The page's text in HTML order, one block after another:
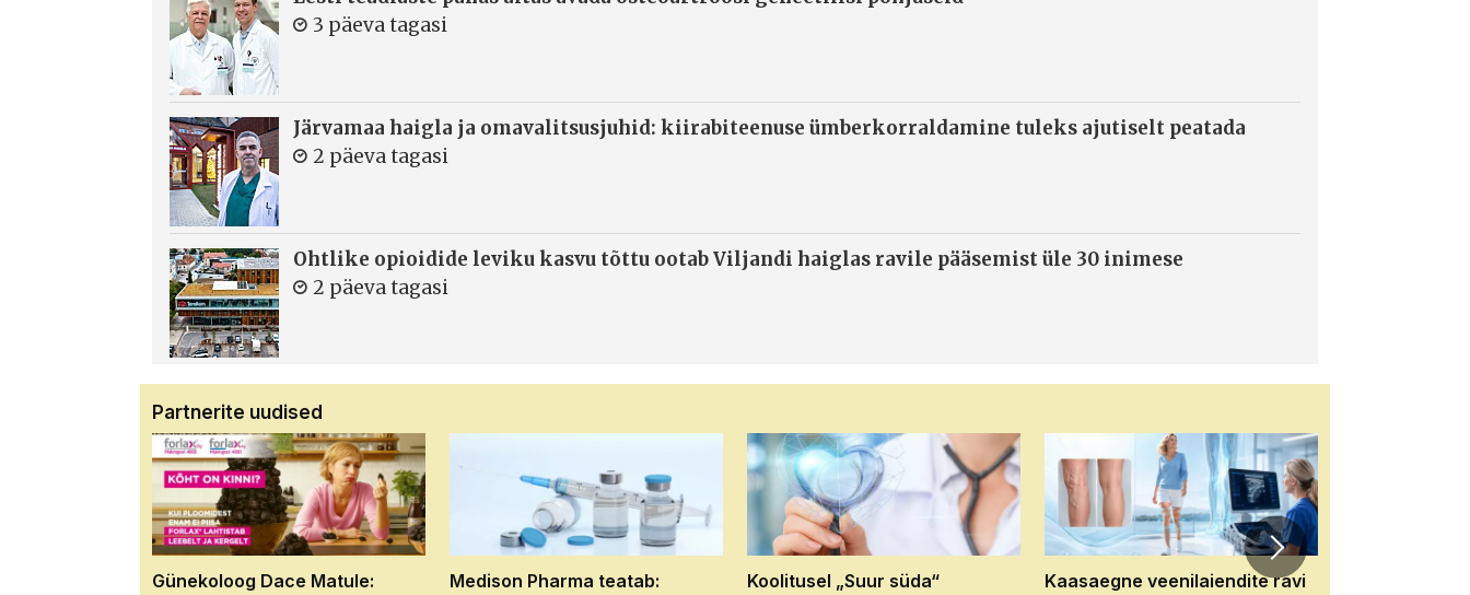
3 päeva tagasi
Järvamaa haigla ja omavalitsusjuhid: kiirabiteenuse ümberkorraldamine tuleks ajutiselt peatada
2 päeva tagasi
Ohtlike opioidide leviku kasvu tõttu ootab Viljandi haiglas ravile pääsemist üle 30 inimese
2 päeva tagasi
Partnerite uudised
Günekoloog Dace Matule:
Medison Pharma teatab:
Koolitusel „Suur süda“
Kaasaegne veenilaiendite ravi